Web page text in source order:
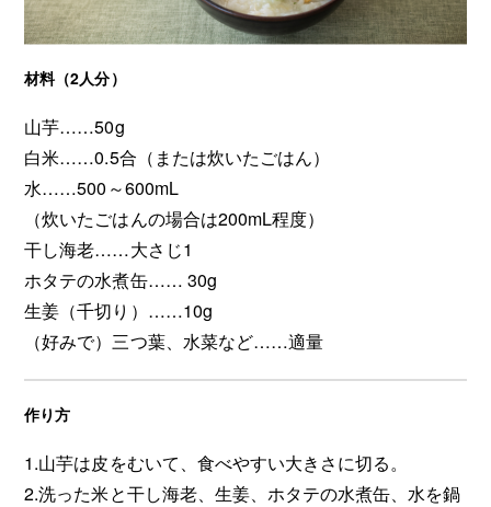
材料（2人分）
山芋……50g
白米……0.5合（または炊いたごはん）
水……500～600mL
（炊いたごはんの場合は200mL程度）
干し海老……大さじ1
ホタテの水煮缶…… 30g
生姜（千切り）……10g
（好みで）三つ葉、水菜など……適量
作り方
1.山芋は皮をむいて、食べやすい大きさに切る。
2.洗った米と干し海老、生姜、ホタテの水煮缶、水を鍋